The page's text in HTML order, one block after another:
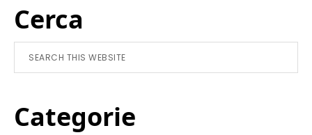
Primary
Sidebar
Cerca
Search
this
Categorie